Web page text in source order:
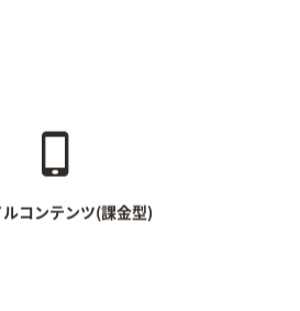
コンテンツ(課金型)
バイルプラットフォーム